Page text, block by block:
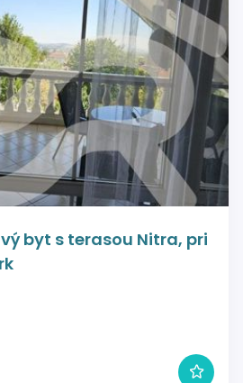
byt s terasou Nitra, pri